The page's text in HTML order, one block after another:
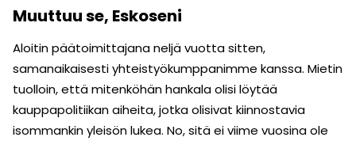
Muuttuu se, Eskoseni
Aloitin päätoimittajana neljä vuotta sitten,
samanaikaisesti yhteistyö­kumppanimme kanssa. Mietin
tuolloin, että mitenköhän hankala olisi löytää
kauppapolitiikan aiheita, jotka olisivat kiinnostavia
isommankin yleisön lukea. No, sitä ei viime vuosina ole